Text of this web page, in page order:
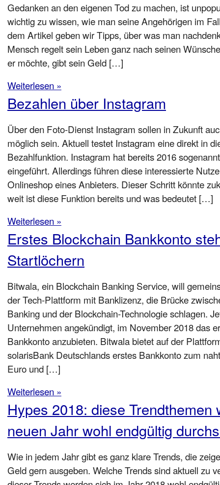
Gedanken an den eigenen Tod zu machen, ist
wichtig zu wissen, wie man seine Angehörigen im
dem Artikel geben wir Tipps, über was man
Mensch regelt sein Leben ganz nach seinen
er möchte, gibt sein Geld […]
Weiterlesen »
Bezahlen über Instagram
Über den Foto-Dienst Instagram sollen in Zukunft
möglich sein. Aktuell testet Instagram eine direkt in
Bezahlfunktion. Instagram hat bereits 2016
eingeführt. Allerdings führen diese interessierte
Onlineshop eines Anbieters. Dieser Schritt könnte
weit ist diese Funktion bereits und was bedeutet […]
Weiterlesen »
Erstes Blockchain Bankkonto
Startlöchern
Bitwala, ein Blockchain Banking Service, will
der Tech-Plattform mit Banklizenz, die Brücke
Banking und der Blockchain-Technologie schlagen.
Unternehmen angekündigt, im November 2018 das
Bankkonto anzubieten. Bitwala bietet auf der
solarisBank Deutschlands erstes Bankkonto zum
Euro und […]
Weiterlesen »
Hypes 2018: diese Trendthemen
neuen Jahr wohl endgültig
Wie in jedem Jahr gibt es ganz klare Trends, die
Geld gern ausgeben. Welche Trends sind aktuell zu